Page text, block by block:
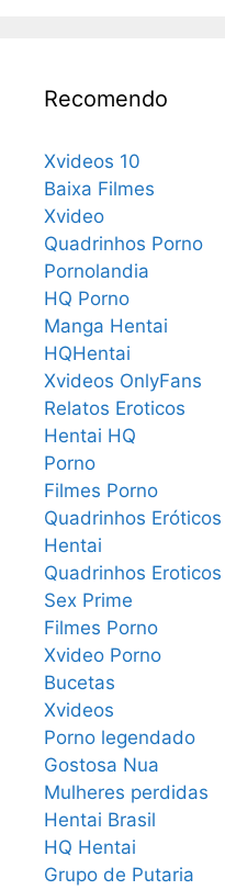
Recomendo
Xvideos 10
Baixa Filmes
Xvideo
Quadrinhos Porno
Pornolandia
HQ Porno
Manga Hentai
HQHentai
Xvideos OnlyFans
Relatos Eroticos
Hentai HQ
Porno
Filmes Porno
Quadrinhos Eróticos
Hentai
Quadrinhos Eroticos
Sex Prime
Filmes Porno
Xvideo Porno
Bucetas
Xvideos
Porno legendado
Gostosa Nua
Mulheres perdidas
Hentai Brasil
HQ Hentai
Grupo de Putaria